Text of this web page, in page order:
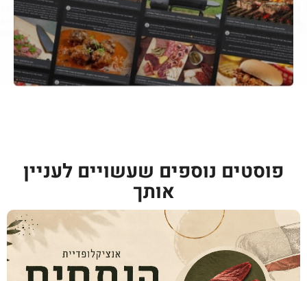
פוסטים נוספים שעשויים לעניין